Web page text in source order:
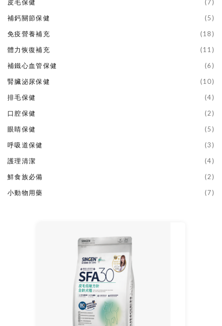
皮毛保健
(7)
補鈣關節保健
(5)
免疫營養補充
(18)
體力恢復補充
(11)
補鐵心血管保健
(6)
腎臟泌尿保健
(10)
排毛保健
(4)
口腔保健
(2)
眼睛保健
(5)
呼吸道保健
(3)
護理清潔
(4)
鮮食族必備
(2)
小動物用藥
(7)